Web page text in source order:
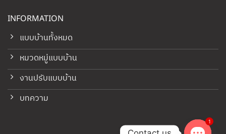
INFORMATION
แบบบ้านทั้งหมด
หมวดหมู่แบบบ้าน
งานปรับแบบบ้าน
บทความ
1